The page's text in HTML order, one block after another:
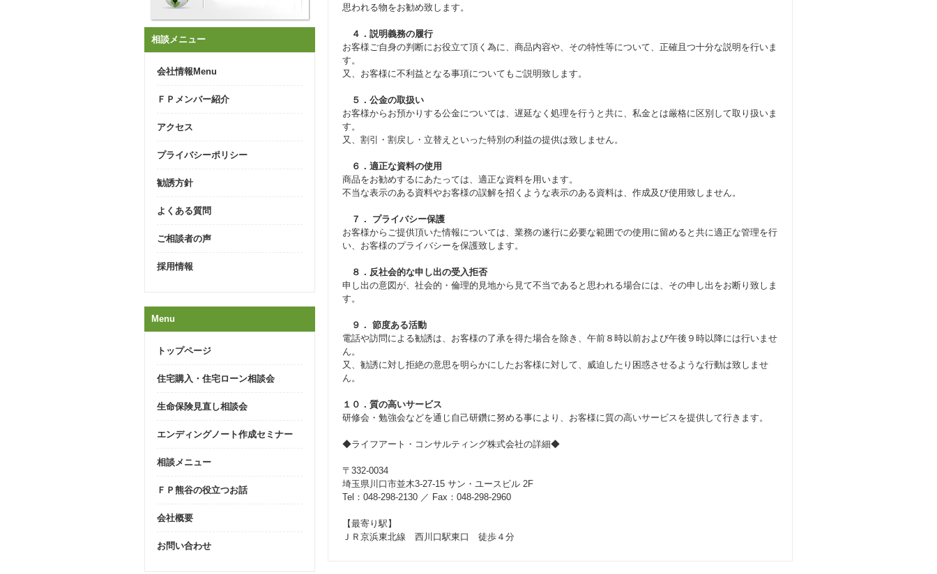
思われる物をお勧め致します。
４．説明義務の履行
お客様ご自身の判断にお役立て頂く為に、商品内容や、その特性等について、正確且つ十分な説明を行いま
す。
又、お客様に不利益となる事項についてもご説明致します。
５．公金の取扱い
お客様からお預かりする公金については、遅延なく処理を行うと共に、私金とは厳格に区別して取り扱いま
す。
又、割引・割戻し・立替えといった特別の利益の提供は致しません。
６．適正な資料の使用
商品をお勧めするにあたっては、適正な資料を用います。
不当な表示のある資料やお客様の誤解を招くような表示のある資料は、作成及び使用致しません。
７． プライバシー保護
お客様からご提供頂いた情報については、業務の遂行に必要な範囲での使用に留めると共に適正な管理を行
い、お客様のプライバシーを保護致します。
８．反社会的な申し出の受入拒否
申し出の意図が、社会的・倫理的見地から見て不当であると思われる場合には、その申し出をお断り致しま
す。
９． 節度ある活動
電話や訪問による勧誘は、お客様の了承を得た場合を除き、午前８時以前および午後９時以降には行いませ
ん。
又、勧誘に対し拒絶の意思を明らかにしたお客様に対して、威迫したり困惑させるような行動は致しませ
ん。
１０．質の高いサービス
研修会・勉強会などを通じ自己研鑽に努める事により、お客様に質の高いサービスを提供して行きます。
◆ライフアート・コンサルティング株式会社の詳細◆
〒332-0034
埼玉県川口市並木3-27-15 サン・ユースビル 2F
Tel：048-298-2130 ／ Fax：048-298-2960
【最寄り駅】
ＪＲ京浜東北線 西川口駅東口 徒歩４分
相談メニュー
会社情報Menu
ＦＰメンバー紹介
アクセス
プライバシーポリシー
勧誘方針
よくある質問
ご相談者の声
採用情報
Menu
トップページ
住宅購入・住宅ローン相談会
生命保険見直し相談会
エンディングノート作成セミナー
相談メニュー
ＦＰ熊谷の役立つお話
会社概要
お問い合わせ